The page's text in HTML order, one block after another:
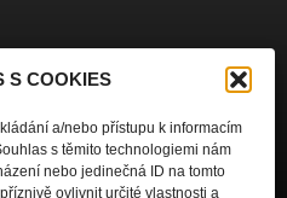
S COOKIES
a/nebo přístupu k informacím
s těmito technologiemi nám
nebo jedinečná ID na tomto
ovlivnit určité vlastnosti a